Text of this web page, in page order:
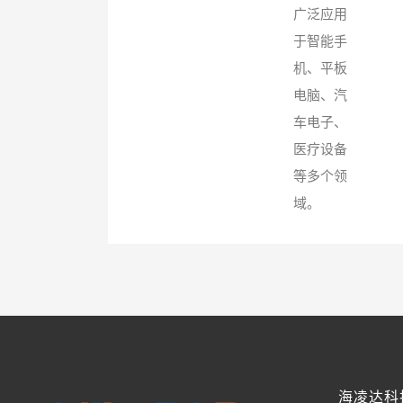
广泛应用
于智能手
机、平板
电脑、汽
车电子、
医疗设备
等多个领
域‌。
海凌达